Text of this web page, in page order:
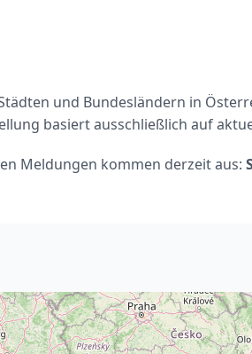
und Bundesländern in
basiert ausschließlich auf
Meldungen kommen derzeit aus: